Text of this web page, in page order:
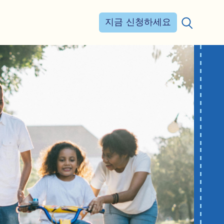
지금 신청하세요
검색: